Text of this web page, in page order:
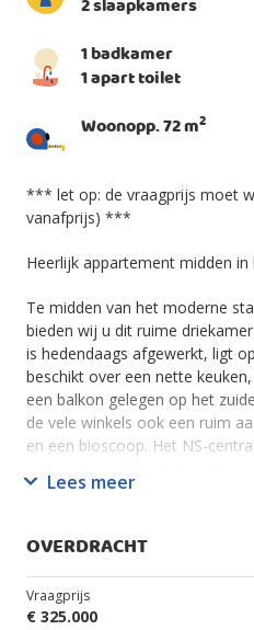
2 slaapkamers
1 badkamer
1 apart toilet
Woonopp. 72 m2
*** let op: de vraagprijs moet
vanafprijs) ***
Heerlijk appartement midden
Te midden van het moderne
bieden wij u dit ruime
is hedendaags afgewerkt, ligt
beschikt over een nette
een balkon gelegen op het
de vele winkels ook een ruim
en een bioscoop. Het NS-
ligt een leuk hofje met
portiek met intercom, bel-
appartement bevindt zich op
Lees meer
OVERDRACHT
Vraagprijs
€ 325.000